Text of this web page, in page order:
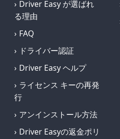
Driver Easy が選ばれ
る理由
FAQ
ドライバー認証
Driver Easy ヘルプ
ライセンス キーの再発
行
アンインストール方法
Driver Easyの返金ポリ